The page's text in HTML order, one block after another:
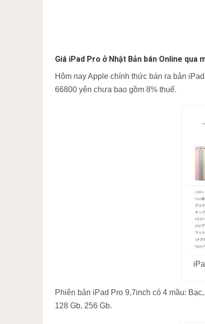
Giá iPad Pro ở Nhật Bản bán Online qua
Hôm nay Apple chính thức bán ra bản
66800 yên chưa bao gồm 8% thuế.
Phiên bản iPad Pro 9,7inch có 4 mầu:
128 Gb, 256 Gb.